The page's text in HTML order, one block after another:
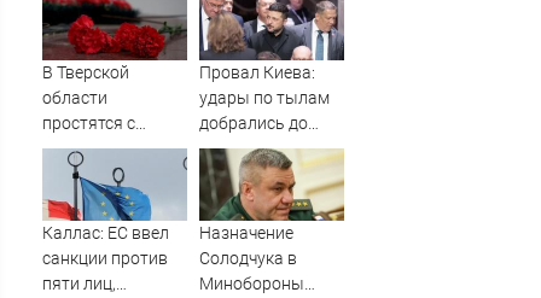
В Тверской
области
простятся с
рядовым,
погибшим на СВО
почти год назад
Провал Киева:
удары по тылам
добрались до
Зеленского
быстрее, чем до
России
Каллас: ЕС ввел
санкции против
пяти лиц,
Назначение
Солодчука в
Минобороны